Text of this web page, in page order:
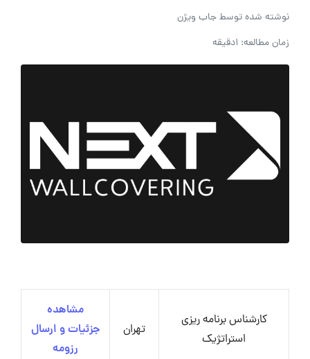
نوشته شده توسطجاب ویژن
زمان مطالعه: 1دقیقه
کارشناس برنامه ریزی
استراتژیک
تهران
مشاهده
جزئیات و ارسال
رزومه